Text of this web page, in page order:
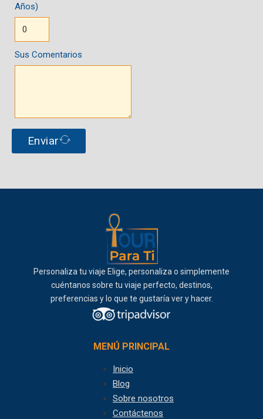
Años)
Sus Comentarios
Enviar
Personaliza tu viaje Elige, personaliza o simplemente
cuéntanos sobre tu viaje perfecto, destinos,
preferencias y lo que te gustaría ver y hacer.
MENÚ PRINCIPAL
Inicio
Blog
Sobre nosotros
Contáctenos